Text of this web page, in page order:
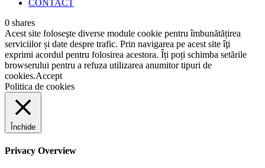
CONTACT
0 shares
Acest site foloseşte diverse module cookie pentru îmbunătățirea
serviciilor și date despre trafic. Prin navigarea pe acest site îţi
exprimi acordul pentru folosirea acestora. Îți poți schimba setările
browserului pentru a refuza utilizarea anumitor tipuri de
cookies.Accept
Politica de cookies
Închide
Privacy Overview